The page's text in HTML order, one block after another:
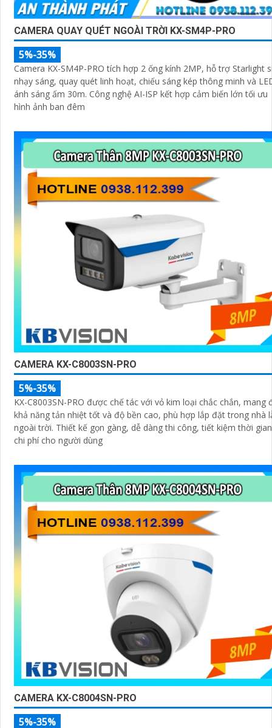
CAMERA QUAY QUÉT NGOÀI TRỜI KX-SM4P-PRO
5%-35%
Camera KX-SM4P-PRO tích hợp 2 ống kính 2MP, hỗ trợ Starlight
nhạy sáng, quay quét linh hoạt, chiếu sáng kép thông minh và
ánh sáng ấm 30m. Công nghệ AI-ISP kết hợp cảm biến lớn tối ưu
hình ảnh ban đêm
CAMERA KX-C8003SN-PRO
5%-35%
KX-C8003SN-PRO được chế tác với vỏ kim loại chắc chắn, mang
khả năng tản nhiệt tốt và độ bền cao, phù hợp lắp đặt trong nhà
ngoài trời. Thiết kế gọn gàng, dễ dàng thi công, tiết kiệm thời gian và
chi phí cho người dùng
CAMERA KX-C8004SN-PRO
5%-35%